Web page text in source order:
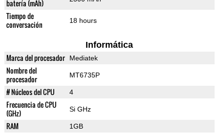
batería (mAh)
Tiempo de
conversación
18 hours
Informática
Marca del procesador Mediatek
Nombre del
procesador
MT6735P
# Núcleos del CPU 4
Frecuencia de CPU
(GHz)
Si GHz
RAM 1GB